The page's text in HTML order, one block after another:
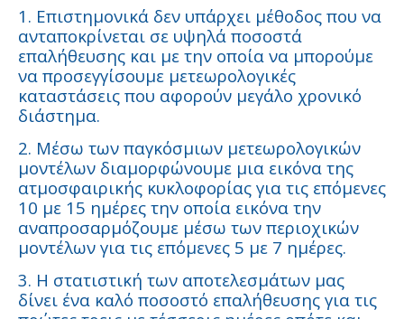
1. Επιστημονικά δεν υπάρχει μέθοδος που να
ανταποκρίνεται σε υψηλά ποσοστά
επαλήθευσης και με την οποία να μπορούμε
να προσεγγίσουμε μετεωρολογικές
καταστάσεις που αφορούν μεγάλο χρονικό
διάστημα.
2. Μέσω των παγκόσμιων μετεωρολογικών
μοντέλων διαμορφώνουμε μια εικόνα της
ατμοσφαιρικής κυκλοφορίας για τις επόμενες
10 με 15 ημέρες την οποία εικόνα την
αναπροσαρμόζουμε μέσω των περιοχικών
μοντέλων για τις επόμενες 5 με 7 ημέρες.
3. Η στατιστική των αποτελεσμάτων μας
δίνει ένα καλό ποσοστό επαλήθευσης για τις